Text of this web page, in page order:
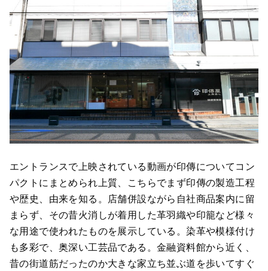
エントランスで上映されている動画が印傳についてコン
パクトにまとめられ上質、こちらでまず印傳の製造工程
や歴史、由来を知る。店舗併設ながら自社商品案内に留
まらず、その昔火消しが着用した革羽織や印籠など様々
な用途で使われたものを展示している。染革や模様付け
も多彩で、奥深い工芸品である。金融資料館から近く、
昔の街道筋だったのか大きな家立ち並ぶ道を歩いてすぐ